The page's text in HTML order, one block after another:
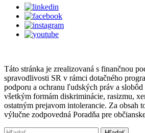
Poradňa pre občianske
a ľudské práva
Hrnčiarska 2/A, 040 01 Košice
Slovensko